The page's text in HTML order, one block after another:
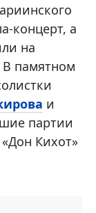
концерт, а
на
В памятном
и
партии
Кихот»